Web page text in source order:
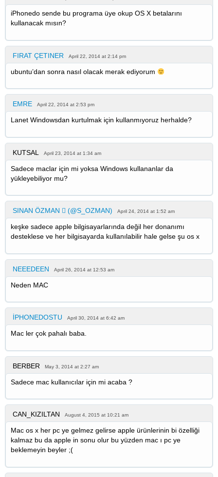
iPhonedo sende bu programa üye okup OS X betalarını
kullanacak mısın?
FIRAT ÇETINER April 22, 2014 at 2:14 pm
ubuntu’dan sonra nasıl olacak merak ediyorum
EMRE April 22, 2014 at 2:53 pm
Lanet Windowsdan kurtulmak için kullanmıyoruz herhalde?
KUTSAL April 23, 2014 at 1:34 am
Sadece maclar için mi yoksa Windows kullananlar da
yükleyebiliyor mu?
SINAN ÖZMAN  (@S_OZMAN) April 24, 2014 at 1:52 am
keşke sadece apple bilgisayarlarında değil her donanımı
desteklese ve her bilgisayarda kullanılabilir hale gelse şu os x
NEEEDEEN April 26, 2014 at 12:53 am
Neden MAC
İPHONEDOSTU April 30, 2014 at 6:42 am
Mac ler çok pahalı baba.
BERBER May 3, 2014 at 2:27 am
Sadece mac kullanıcılar için mi acaba ?
CAN_KIZILTAN August 4, 2015 at 10:21 am
Mac os x her pc ye gelmez gelirse apple ürünlerinin bi özelliği
kalmaz bu da apple in sonu olur bu yüzden mac ı pc ye
beklemeyin beyler ;(